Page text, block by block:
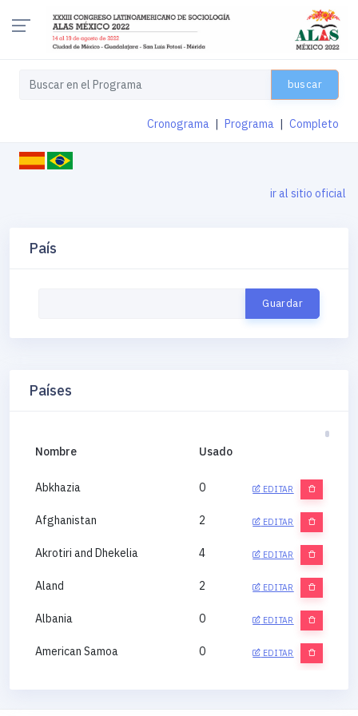
buscar
Cronograma Programa Completo
ir al sitio oficial
País
Países
Nombre Usado
Abkhazia 0 EDITAR
Afghanistan 2 EDITAR
Akrotiri and Dhekelia 4 EDITAR
Aland 2 EDITAR
Albania 0 EDITAR
American Samoa 0 EDITAR